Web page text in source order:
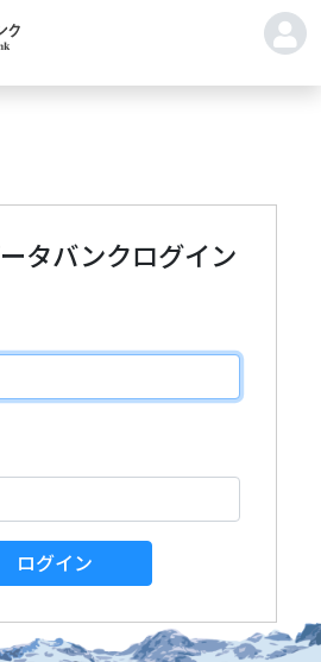
タバンクログイン
ログイン